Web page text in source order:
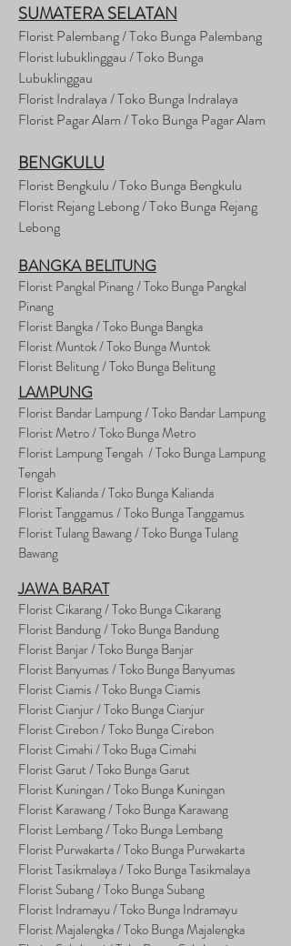
SUMATERA SELATAN
Florist Palembang / Toko Bunga Palembang
Florist lubuklinggau / Toko Bunga
Lubuklinggau
Florist Indralaya / Toko Bunga Indralaya
Florist Pagar Alam / Toko Bunga Pagar Alam
BENGKULU
Florist Bengkulu / Toko Bunga Bengkulu
Florist Rejang Lebong / Toko Bunga Rejang
Lebong
BANGKA BELITUNG
Florist Pangkal Pinang / Toko Bunga Pangkal
Pinang
Florist Bangka / Toko Bunga Bangka
Florist Muntok / Toko Bunga Muntok
Florist Belitung / Toko Bunga Belitung
LAMPUNG
Florist Bandar Lampung / Toko Bandar Lampung
Florist Metro / Toko Bunga Metro
Florist Lampung Tengah / Toko Bunga Lampung
Tengah
Florist Kalianda / Toko Bunga Kalianda
Florist Tanggamus / Toko Bunga Tanggamus
Florist Tulang Bawang / Toko Bunga Tulang
Bawang
JAWA BARAT
Florist Cikarang/ Toko Bunga Cikarang
Florist Bandung / Toko Bunga Bandung
Florist Banjar / Toko Bunga Banjar
Florist Banyumas / Toko Bunga Banyumas
Florist Ciamis / Toko Bunga Ciamis
Florist Cianjur / Toko Bunga Cianjur
Florist Cirebon / Toko Bunga Cirebon
Florist Cimahi / Toko Buga Cimahi
Florist Garut / Toko Bunga Garut
Florist Kuningan / Toko Bunga Kuningan
Florist Karawang / Toko Bunga Karawang
Florist Lembang / Toko Bunga Lembang
Florist Purwakarta / Toko Bunga Purwakarta
Florist Tasikmalaya / Toko Bunga Tasikmalaya
Florist Subang / Toko Bunga Subang
Florist Indramayu / Toko Bunga Indramayu
Florist Majalengka / Toko Bunga Majalengka